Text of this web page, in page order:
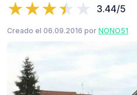
3.44/5
Creado el 06.09.2016 por NONO51